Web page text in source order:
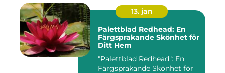
13. jan
Palettblad Redhead: En
Färgsprakande Skönhet för
Ditt Hem
"Palettblad Redhead": En
Färgsprakande Skönhet för